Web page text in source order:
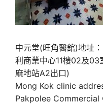
中元堂(旺角醫舘)地址
利商業中心11樓02及03
麻地站A2出口)
Mong Kok clinic
Pakpolee Commercial